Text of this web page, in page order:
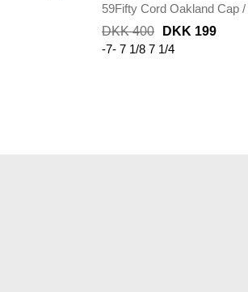
59Fifty Cord Oakland Cap /
DKK 400
DKK 199
-7- 7 1/8 7 1/4